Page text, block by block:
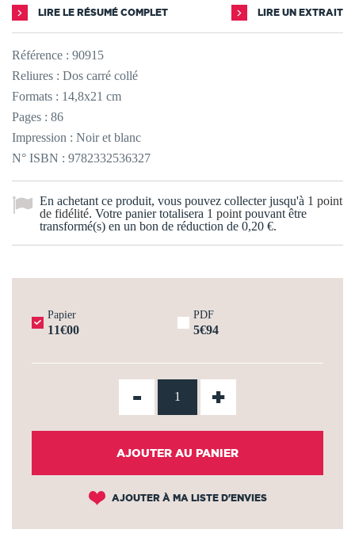
LIRE LE RÉSUMÉ COMPLET LIRE UN EXTRAIT
Référence : 90915
Reliures : Dos carré collé
Formats : 14,8x21 cm
Pages : 86
Impression : Noir et blanc
N° ISBN : 9782332536327
En achetant ce produit, vous pouvez collecter jusqu'à 1 point
de fidélité. Votre panier totalisera 1 point pouvant être
transformé(s) en un bon de réduction de 0,20 €.
Papier
11€00
PDF
5€94
- +
AJOUTER AU PANIER
AJOUTER À MA LISTE D'ENVIES